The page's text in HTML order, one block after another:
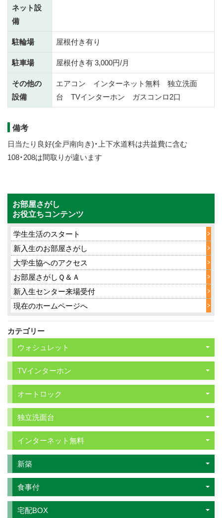
ネット設
備
駐輪場
屋根付き有り
駐車場
屋根付き有 3,000円/月
その他の
設備
エアコン インターネット無料 独立洗面
台 TVインターホン ガスコンロ2口
備考
日当たり良好(全戸南向き)・上下水道料は共益費に含む
108・208は間取りが違います
お部屋さがし
お役立ちコンテンツ
学生生活のスタート
新入生のお部屋さがし
大学生協へのアクセス
お部屋さがしＱ＆Ａ
新入生センター来場受付
現在のホームページへ
カテゴリー
ウォシュレット
TVインターホン
オートロック
独立洗面台
インターネット無料
新築
食事付
宅配BOX